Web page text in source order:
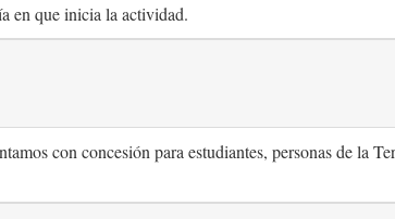
en que inicia la actividad.
con concesión para estudiantes, personas de la